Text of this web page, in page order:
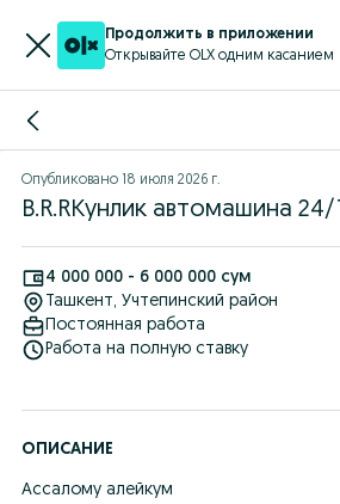
Продолжить в приложении
Открывайте OLX одним касанием
Опубликовано 18 июля 2026 г.
B.R.RКунлик автомашина 24/
4 000 000 - 6 000 000 сум
Ташкент, Учтепинский район
Постоянная работа
Работа на полную ставку
ОПИСАНИЕ
Ассалому алейкум